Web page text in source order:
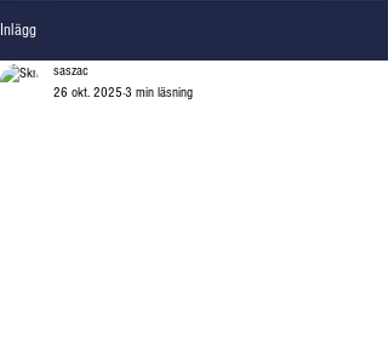
Inlägg
saszac
26 okt. 2025 3 min läsning